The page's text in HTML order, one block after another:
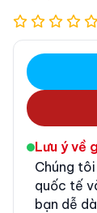
Lưu ý về
Chúng
quốc tế
bạn dễ